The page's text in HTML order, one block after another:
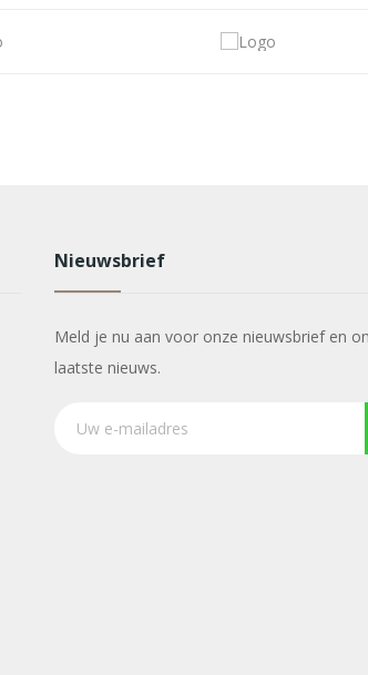
Nieuwsbrief
Meld je nu aan voor onze nieuwsbrief en
laatste nieuws.